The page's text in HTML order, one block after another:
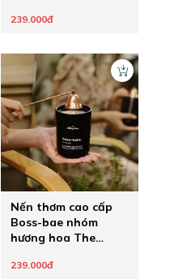
239.000đ
Nến thơm cao cấp
Boss-bae nhóm
hương hoa The
239.000đ